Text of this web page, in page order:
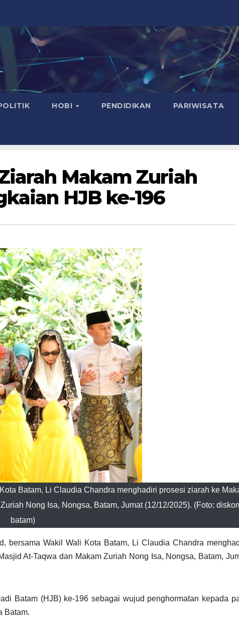
HOBI PENDIDIKAN PARIWISATA
Makam Zuriah
HJB ke-196
Batam, Li Claudia Chandra menghadiri prosesi ziarah ke
Nong Isa, Nongsa, Batam, Jumat (12/12/2025). (Foto:
batam)
bersama Wakil Wali Kota Batam, Li Claudia Chandra
At-Taqwa dan Makam Zuriah Nong Isa, Nongsa, Batam,
Batam (HJB) ke-196 sebagai wujud penghormatan kepada
Batam.